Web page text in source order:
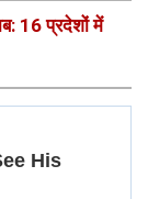
16 प्रदेशों में